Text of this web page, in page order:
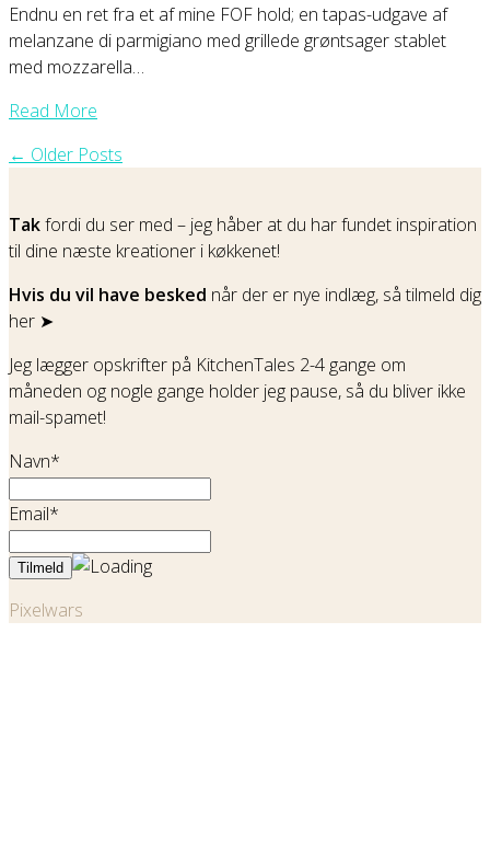
Endnu en ret fra et af mine FOF hold; en tapas-udgave af
melanzane di parmigiano med grillede grøntsager stablet
med mozzarella…
Read More
← Older Posts
Takfordi du ser med – jeg håber at du har fundet inspiration
til dine næste kreationer i køkkenet!
Hvis du vil have besked når der er nye indlæg, så tilmeld dig
her ➤
Jeg lægger opskrifter på KitchenTales 2-4 gange om
måneden og nogle gange holder jeg pause, så du bliver ikke
mail-spamet!
Navn*
Email*
Pixelwars